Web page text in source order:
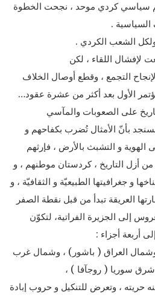
سياسي كردي موحد ، نجحت الخطوة
السياسية .
الشعب الكردي .
اللقاء ، لكن
التجمع ، وقطع أوصال الخلاف
الأول بعد أكثر من عشرة عقود…
على الصعوبات والمآسي
بأنّ الأمثال تُضرب بكفاحهم و
و التشبث بالأرض ، فإرثهم
أزل التاريخ ، كردستان موطنهم ، و
و جغرافيتها الطبيعيّة و الثقافيّة ، و
العريقة تبدأ من قبل نقطة الصفر
إلى الجزيرة الفراتية، لتكوّن
أربعة أجزاء :
العراق ( باشور) ، وشمال غرب
سوريا ( روجآفا ) ،
، وتعرض للتنكيل و حروب إبادة